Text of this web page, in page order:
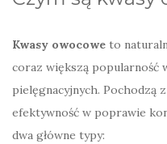
Kwasy owocowe to
coraz większą popularność
pielęgnacyjnych. Pochodzą
efektywność w poprawie
dwa główne typy: